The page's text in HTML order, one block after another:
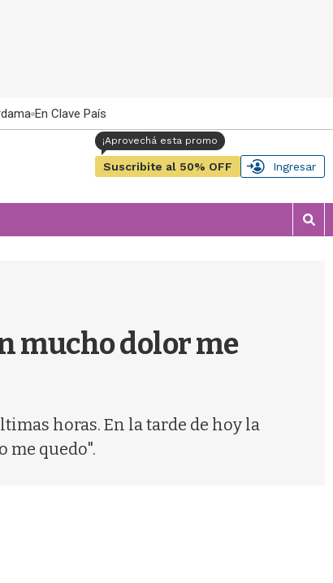
En Clave País
Suscribite al 50% OFF Ingresar
M
o
mucho dolor me
horas. En la tarde de hoy la
me quedo".